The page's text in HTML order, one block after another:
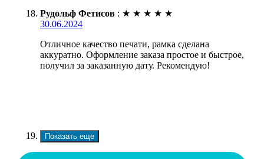
Рудольф Фетисов : ★ ★ ★ ★ ★
30.06.2024
Отличное качество печати, рамка сделана
аккуратно. Оформление заказа простое и быстрое,
получил за заказанную дату. Рекомендую!
Показать еще